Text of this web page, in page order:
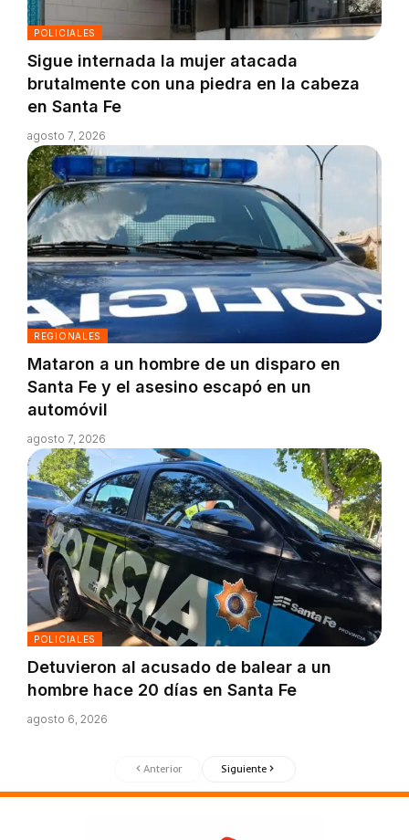
POLICIALES
Sigue internada la mujer atacada
brutalmente con una piedra en la cabeza
en Santa Fe
agosto 7, 2026
REGIONALES
Mataron a un hombre de un disparo en
Santa Fe y el asesino escapó en un
automóvil
agosto 7, 2026
POLICIALES
Detuvieron al acusado de balear a un
hombre hace 20 días en Santa Fe
agosto 6, 2026
Anterior Siguiente